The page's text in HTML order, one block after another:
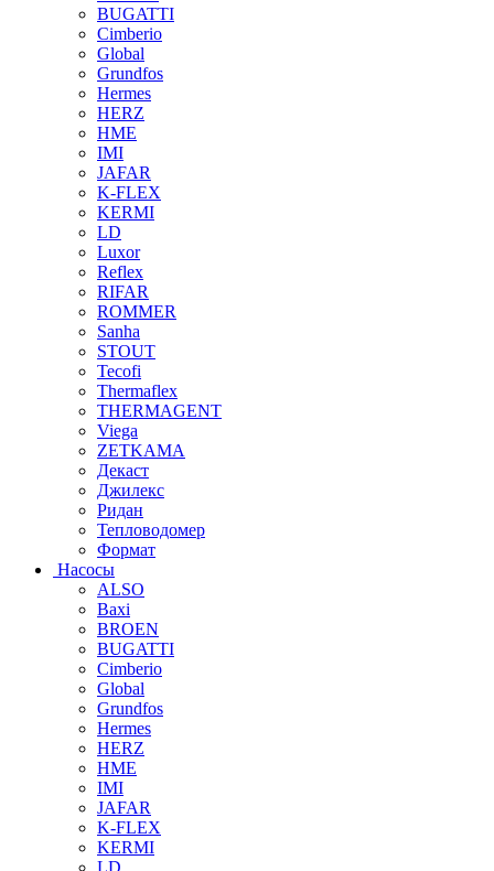
BUGATTI
Cimberio
Global
Grundfos
Hermes
HERZ
HME
IMI
JAFAR
K-FLEX
KERMI
LD
Luxor
Reflex
RIFAR
ROMMER
Sanha
STOUT
Tecofi
Thermaflex
THERMAGENT
Viega
ZETKAMA
Декаст
Джилекс
Ридан
Тепловодомер
Формат
Насосы
ALSO
Baxi
BROEN
BUGATTI
Cimberio
Global
Grundfos
Hermes
HERZ
HME
IMI
JAFAR
K-FLEX
KERMI
LD